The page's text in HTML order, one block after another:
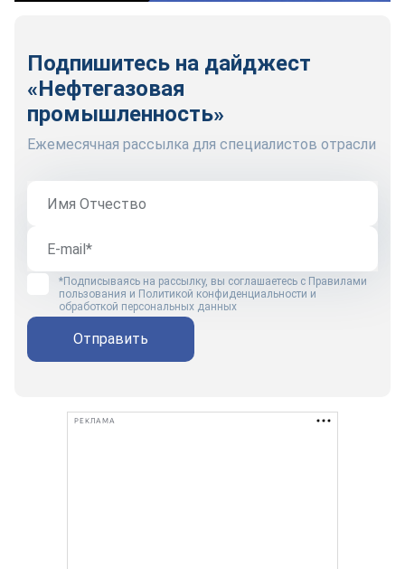
Подпишитесь на дайджест
«Нефтегазовая
промышленность»
Ежемесячная рассылка для специалистов отрасли
*Подписываясь на рассылку, вы соглашаетесь с Правилами
пользования и Политикой конфиденциальности и
обработкой персональных данных
Отправить
РЕКЛАМА